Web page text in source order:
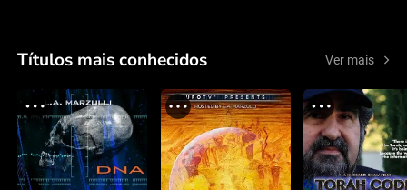
Títulos mais conhecidos Ver mais